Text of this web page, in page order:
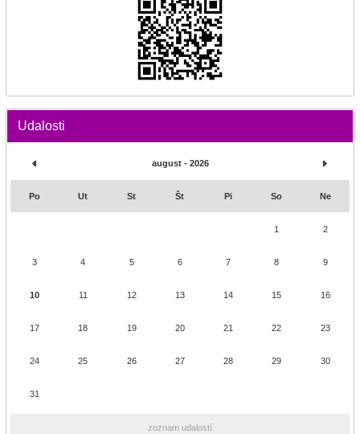
Udalosti
august - 2026
Po Ut St Št Pi So Ne
1 2
3 4 5 6 7 8 9
10 11 12 13 14 15 16
17 18 19 20 21 22 23
24 25 26 27 28 29 30
31
zoznam udalostí